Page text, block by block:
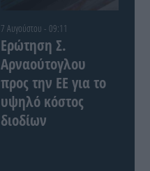
7 Αυγούστου - 09:11
Ερώτηση Σ.
Αρναούτογλου
προς την ΕΕ για το
υψηλό κόστος
διοδίων